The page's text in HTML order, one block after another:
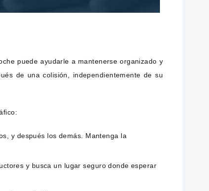
puede ayudarle a mantenerse organizado y
de una colisión, independientemente de su
y después los demás. Mantenga la
y busca un lugar seguro donde esperar